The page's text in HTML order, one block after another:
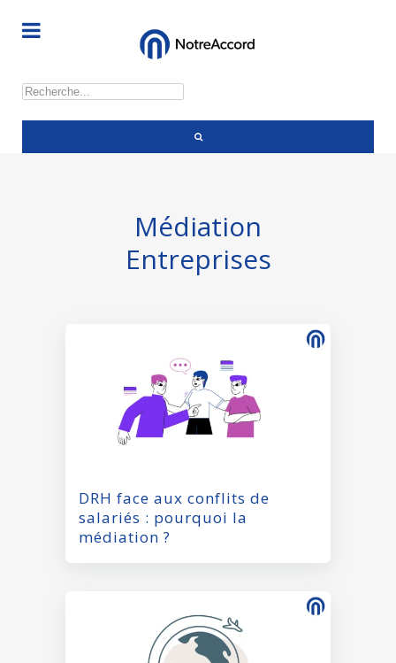
Rechercher
Médiation
Entreprises
DRH face aux conflits de
salariés : pourquoi la
médiation ?